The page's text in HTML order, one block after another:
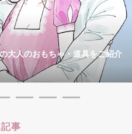
大人のおもちゃ・道具をご紹介
事